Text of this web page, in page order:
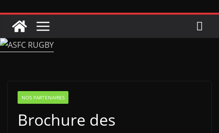
NOS PARTENAIRES
Brochure des